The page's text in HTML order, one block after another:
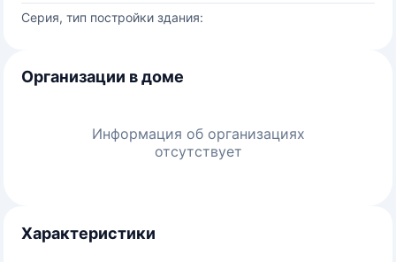
Серия, тип постройки здания:
Организации в доме
Информация об организациях
отсутствует
Характеристики